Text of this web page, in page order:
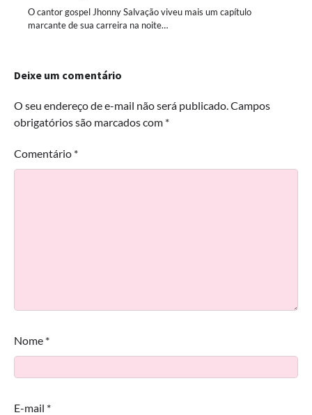
O cantor gospel Jhonny Salvação viveu mais um capítulo
marcante de sua carreira na noite…
Deixe um comentário
O seu endereço de e-mail não será publicado.Campos
obrigatórios são marcados com *
Comentário *
Nome *
E-mail *